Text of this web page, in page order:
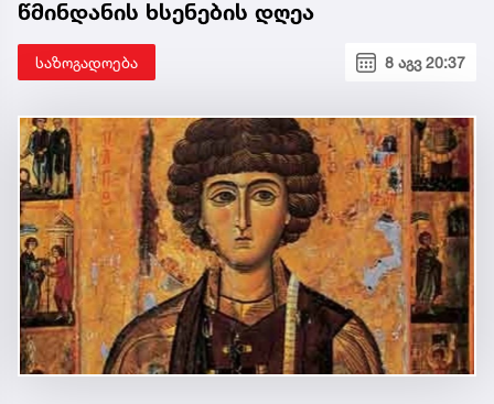
წმინდანის ხსენების დღეა
საზოგადოება 8 აგვ 20:37